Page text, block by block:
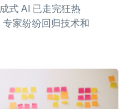
式 AI 已走完狂热
家纷纷回归技术和